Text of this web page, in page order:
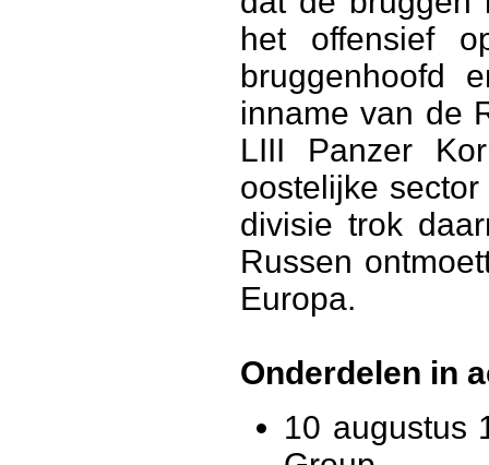
het offensief
bruggenhoofd
inname van de
LIII Panzer
oostelijke
divisie trok
Russen
Europa.
Onderdelen in
10 augustus